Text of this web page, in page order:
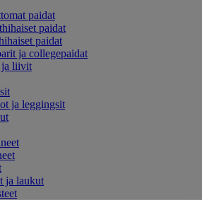
paidat
paidat
paidat
ja collegepaidat
ja liivit
ja leggingsit
ja laukut